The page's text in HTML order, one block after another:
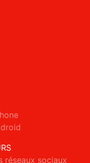
réseaux sociaux